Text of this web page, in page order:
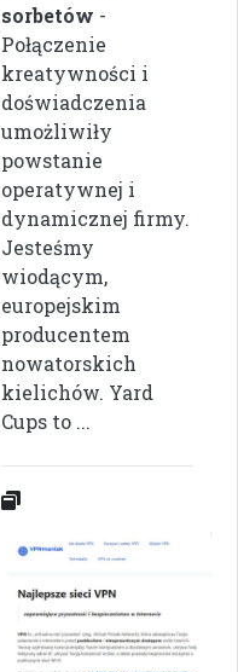
sorbetów -
Połączenie
kreatywności i
doświadczenia
umożliwiły
powstanie
operatywnej i
dynamicznej firmy.
Jesteśmy
wiodącym,
europejskim
producentem
nowatorskich
kielichów. Yard
Cups to ...